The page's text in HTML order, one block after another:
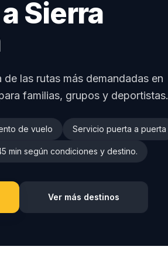
Sierra
de las rutas más demandadas en
familias, grupos y deportistas.
de vuelo Servicio puerta a puerta
min según condiciones y destino.
Ver más destinos